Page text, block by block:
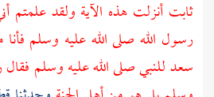
ثابتأنزلت هذه الآية ولقد علمتم
رسول الله صلى الله عليه وسلم
سعدللنبي صلى الله عليه وسلم